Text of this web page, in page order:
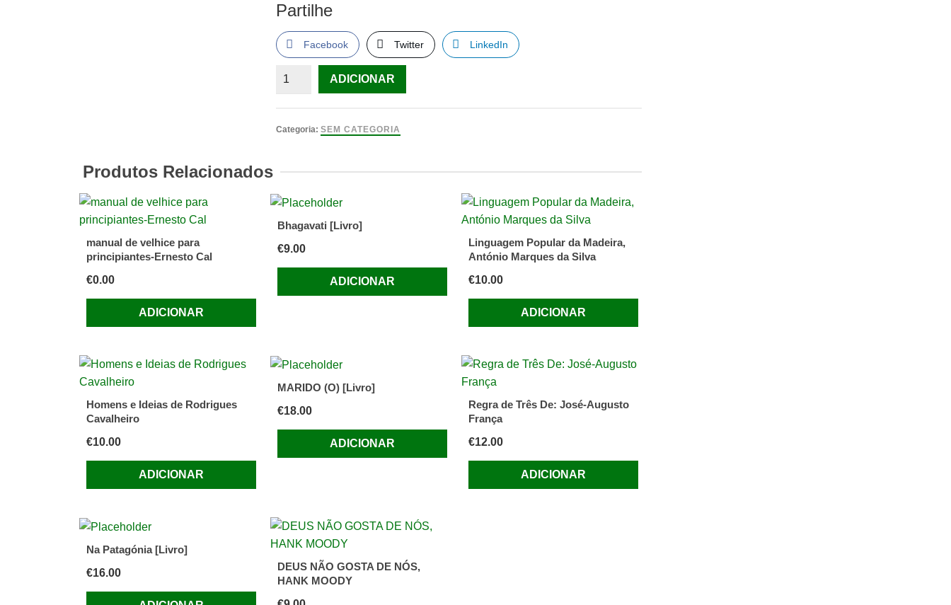
Partilhe
Facebook Twitter LinkedIn
Quantidade
Caso
Aksakoff
ADICIONAR
Categoria:SEM CATEGORIA
Produtos Relacionados
manual de velhice para
principiantes-Ernesto Cal
€0.00
ADICIONAR
Bhagavati [Livro]
€9.00
ADICIONAR
Linguagem Popular da Madeira,
António Marques da Silva
€10.00
ADICIONAR
Homens e Ideias de Rodrigues
Cavalheiro
€10.00
ADICIONAR
MARIDO (O) [Livro]
€18.00
ADICIONAR
Regra de Três De: José-Augusto
França
€12.00
ADICIONAR
Na Patagónia [Livro]
€16.00
DEUS NÃO GOSTA DE NÓS,
HANK MOODY